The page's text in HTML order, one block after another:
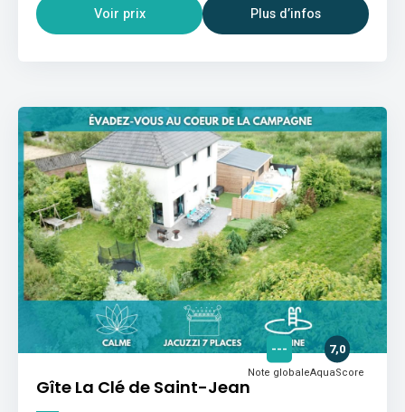
Voir prix Plus d’infos
Gîte La Clé de Saint-Jean
---
Note globale
7,0
AquaScore